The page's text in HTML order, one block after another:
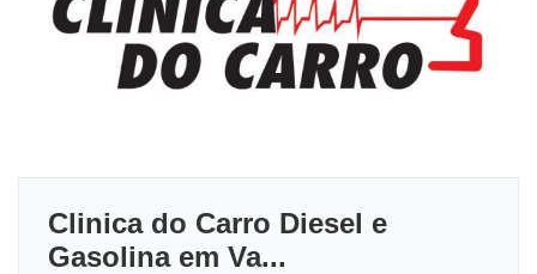
Clinica do Carro Diesel e
Gasolina em Va...